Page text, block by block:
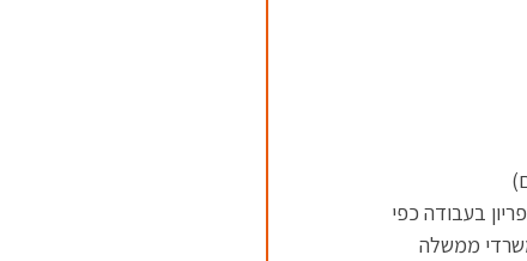
בעבודה כפי
ממשלה